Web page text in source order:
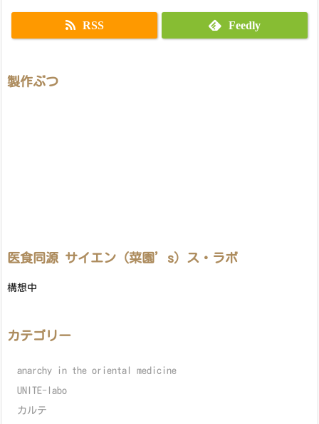
RSS Feedly
製作ぶつ
医食同源 サイエン（菜園’s）ス・ラボ
構想中
カテゴリー
anarchy in the oriental medicine
UNITE-labo
カルテ